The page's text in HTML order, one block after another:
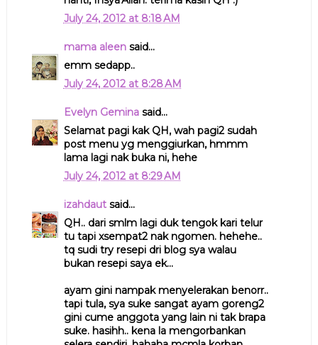
July 24, 2012 at 8:18 AM
mama aleensaid...
emm sedapp..
July 24, 2012 at 8:28 AM
Evelyn Geminasaid...
Selamat pagi kak QH, wah pagi2 sudah
post menu yg menggiurkan, hmmm
lama lagi nak buka ni, hehe
July 24, 2012 at 8:29 AM
izahdautsaid...
QH.. dari smlm lagi duk tengok kari telur
tu tapi xsempat2 nak ngomen. hehehe..
tq sudi try resepi dri blog sya walau
bukan resepi saya ek...
ayam gini nampak menyelerakan benorr..
tapi tula, sya suke sangat ayam goreng2
gini cume anggota yang lain ni tak brapa
suke. hasihh.. kena la mengorbankan